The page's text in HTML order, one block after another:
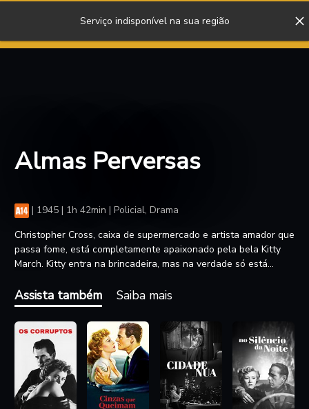
Serviço indisponível na sua região
Almas Perversas
| 1945 | 1h 42min | Policial, Drama
Christopher Cross, caixa de supermercado e artista amador que
passa fome, está completamente apaixonado pela bela Kitty
March. Kitty entra na brincadeira, mas na verdade só está
Quando Kitty e Johnny descobrem que negociantes de arte
estão interessados no trabalho de Chris, eles o convencem a
deixar Kitty levar o crédito pelas pinturas. Cross permite porque
está apaixonado por Kitty, mas seu amor só a deixará ir até
certo ponto.
Assista também Saiba mais